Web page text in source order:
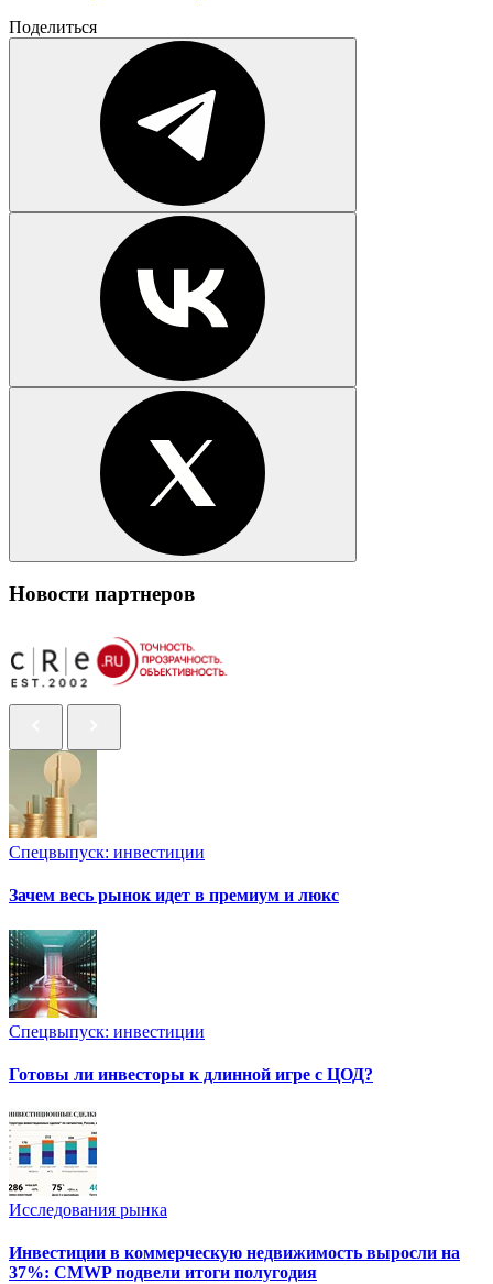
Поделиться
Новости партнеров
Спецвыпуск: инвестиции
Зачем весь рынок идет в премиум и люкс
Спецвыпуск: инвестиции
Готовы ли инвесторы к длинной игре с ЦОД?
Исследования рынка
Инвестиции в коммерческую недвижимость выросли на
37%: CMWP подвели итоги полугодия